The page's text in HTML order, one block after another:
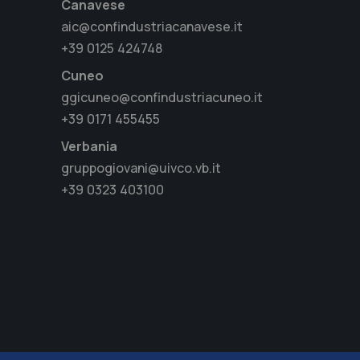
Canavese
aic@confindustriacanavese.it
+39 0125 424748
Cuneo
ggicuneo@confindustriacuneo.it
+39 0171 455455
Verbania
gruppogiovani@uivco.vb.it
+39 0323 403100